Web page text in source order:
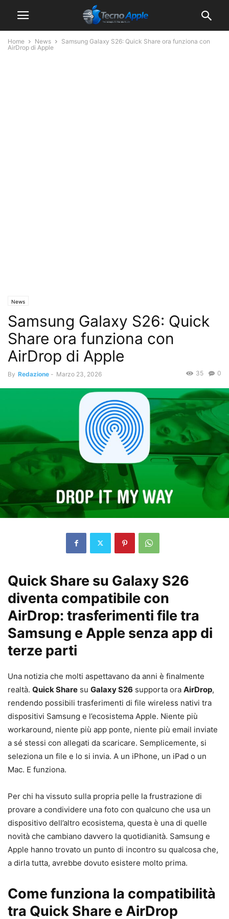
Home News
Samsung Galaxy S26: Quick Share ora funziona con
AirDrop di Apple
News
Samsung Galaxy S26: Quick
Share ora funziona con
AirDrop di Apple
By Redazione - Marzo 23, 2026 0
35
Quick Share su Galaxy S26
diventa compatibile con
AirDrop: trasferimenti file tra
Samsung e Apple senza app di
terze parti
Una notizia che molti aspettavano da anni è finalmente
realtà. Quick Share su Galaxy S26 supporta ora AirDrop,
rendendo possibili trasferimenti di file wireless nativi tra
dispositivi Samsung e l’ecosistema Apple. Niente più
workaround, niente più app ponte, niente più email inviate
a sé stessi con allegati da scaricare. Semplicemente, si
seleziona un file e lo si invia. A un iPhone, un iPad o un
Mac. E funziona.
Per chi ha vissuto sulla propria pelle la frustrazione di
provare a condividere una foto con qualcuno che usa un
dispositivo dell’altro ecosistema, questa è una di quelle
novità che cambiano davvero la quotidianità. Samsung e
Apple hanno trovato un punto di incontro su qualcosa che,
a dirla tutta, avrebbe dovuto esistere molto prima.
Come funziona la compatibilità
tra Quick Share e AirDrop